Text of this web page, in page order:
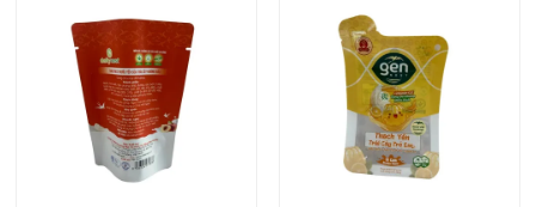
Θήκη συσκευασίας στομίου
Θήκη συσκευασίας καφέ